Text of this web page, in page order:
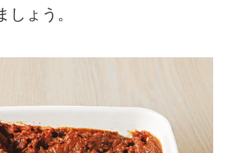
しょう。